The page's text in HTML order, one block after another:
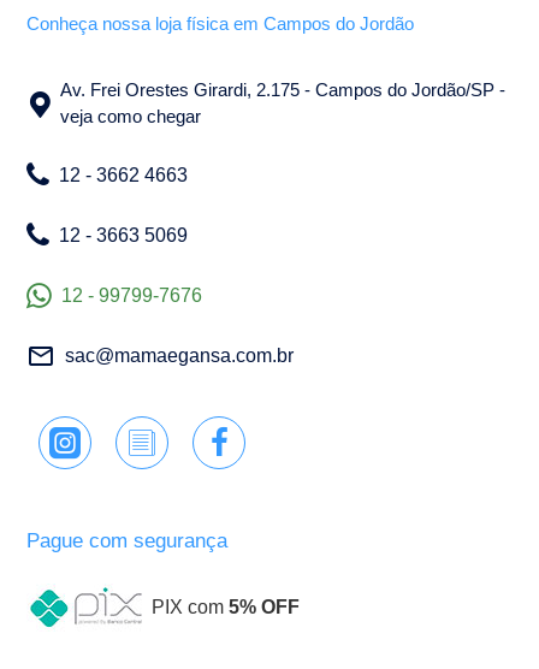
Conheça nossa loja física em Campos do Jordão
Av. Frei Orestes Girardi, 2.175 - Campos do Jordão/SP -
veja como chegar
12 - 3662 4663
12 - 3663 5069
12 - 99799-7676
sac@mamaegansa.com.br
Pague com segurança
PIX com 5% OFF